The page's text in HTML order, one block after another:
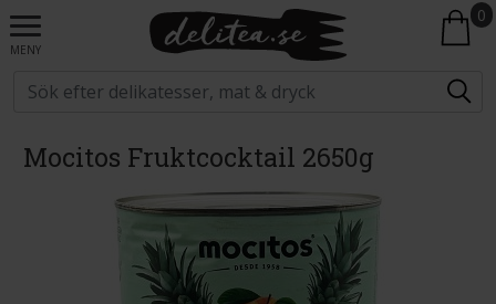
MENY
0
Mocitos Fruktcocktail 2650g